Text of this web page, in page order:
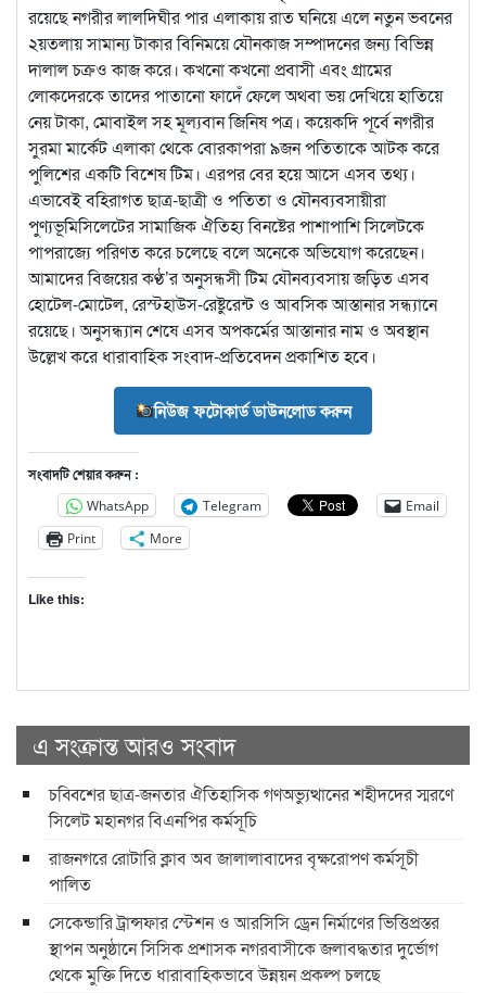
রয়েছে নগরীর লালদিঘীর পার এলাকায় রাত ঘনিয়ে এলে নতুন ভবনের
২য়তলায় সামান্য টাকার বিনিময়ে যৌনকাজ সম্পাদনের জন্য বিভিন্ন
দালাল চক্রও কাজ করে। কখনো কখনো প্রবাসী এবং গ্রামের
লোকদেরকে তাদের পাতানো ফাদেঁ ফেলে অথবা ভয় দেখিয়ে হাতিয়ে
নেয় টাকা, মোবাইল সহ মূল্যবান জিনিষ পত্র। কয়েকদি পূর্বে নগরীর
সুরমা মার্কেট এলাকা থেকে বোরকাপরা ৯জন পতিতাকে আটক করে
পুলিশের একটি বিশেষ টিম। এরপর বের হয়ে আসে এসব তথ্য।
এভাবেই বহিরাগত ছাত্র-ছাত্রী ও পতিতা ও যৌনব্যবসায়ীরা
পুণ্যভূমিসিলেটের সামাজিক ঐতিহ্য বিনষ্টের পাশাপাশি সিলেটকে
পাপরাজ্যে পরিণত করে চলেছে বলে অনেকে অভিযোগ করেছেন।
আমাদের বিজয়ের কণ্ঠ’র অনুসন্ধসী টিম যৌনব্যবসায় জড়িত এসব
হোটেল-মোটেল, রেস্টহাউস-রেষ্টুরেন্ট ও আবসিক আস্তানার সন্ধ্যানে
রয়েছে। অনুসন্ধ্যান শেষে এসব অপকর্মের আস্তানার নাম ও অবস্থান
উল্লেখ করে ধারাবাহিক সংবাদ-প্রতিবেদন প্রকাশিত হবে।
নিউজ ফটোকার্ড ডাউনলোড করুন
সংবাদটি শেয়ার করুন :
WhatsApp Telegram
Email
Print
More
Like this:
এ সংক্রান্ত আরও সংবাদ
চব্বিশের ছাত্র-জনতার ঐতিহাসিক গণঅভ্যুত্থানের শহীদদের স্মরণে
সিলেট মহানগর বিএনপির কর্মসূচি
রাজনগরে রোটারি ক্লাব অব জালালাবাদের বৃক্ষরোপণ কর্মসূচী
পালিত
সেকেন্ডারি ট্রান্সফার স্টেশন ও আরসিসি ড্রেন নির্মাণের ভিত্তিপ্রস্তর
স্থাপন অনুষ্ঠানে সিসিক প্রশাসক নগরবাসীকে জলাবদ্ধতার দুর্ভোগ
থেকে মুক্তি দিতে ধারাবাহিকভাবে উন্নয়ন প্রকল্প চলছে